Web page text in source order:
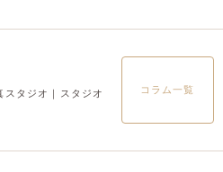
スタジオ｜スタジオ
コラム一覧